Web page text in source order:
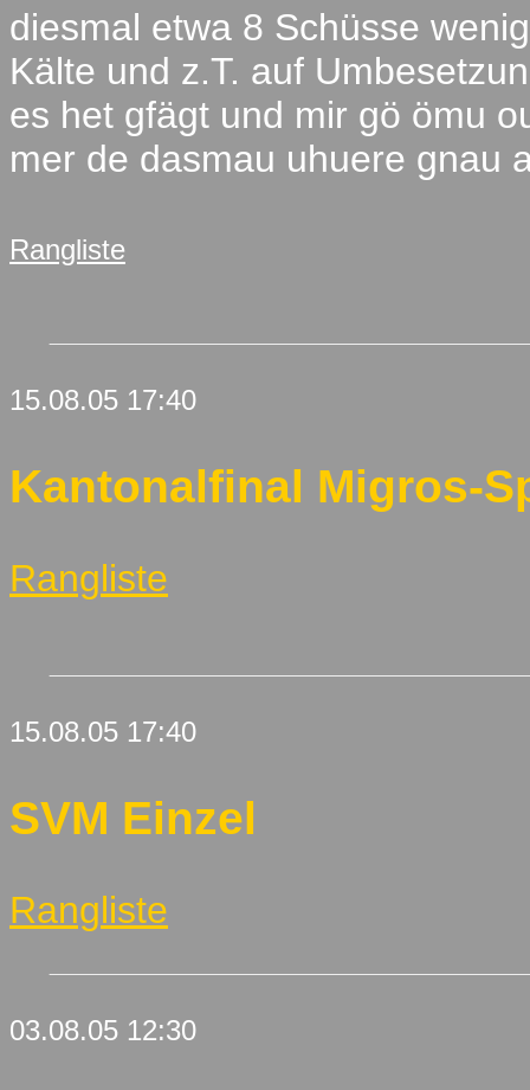
diesmal etwa 8 Schüsse
Kälte und z.T. auf
es het gfägt und mir gö ömu
mer de dasmau uhuere gnau
Rangliste
15.08.05 17:40
Kantonalfinal Migros-
Rangliste
15.08.05 17:40
SVM Einzel
Rangliste
03.08.05 12:30